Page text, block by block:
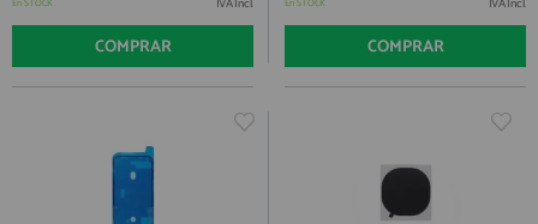
En STOCK IVA Incl.
COMPRAR
En STOCK IVA Incl.
COMPRAR